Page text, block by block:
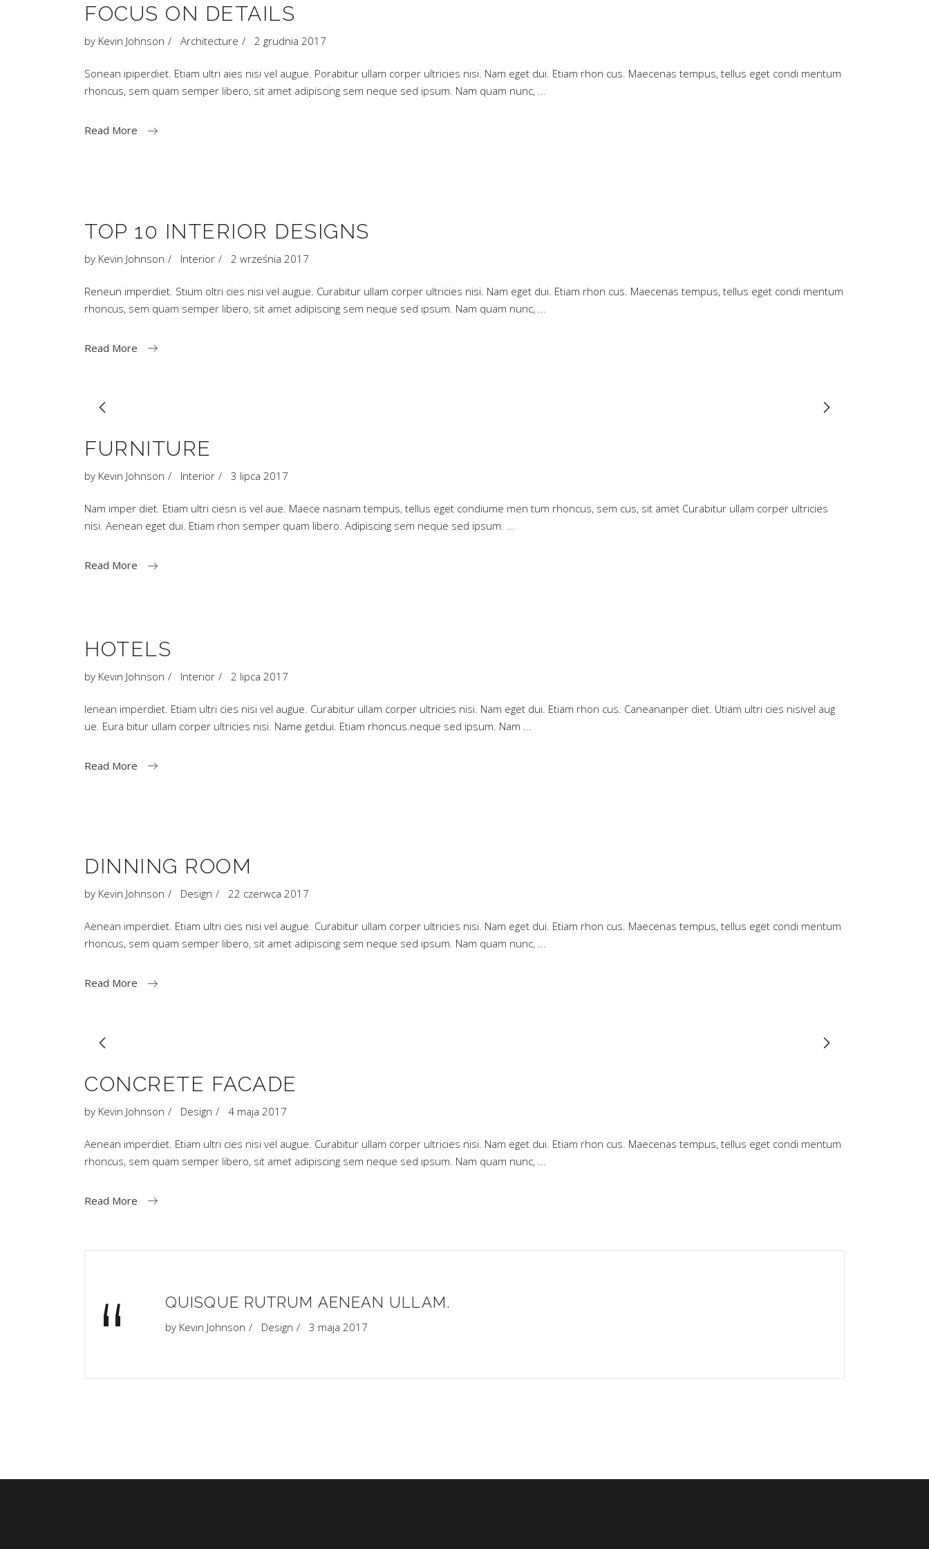
FOCUS ON DETAILS
by Kevin Johnson Architecture 2 grudnia 2017
Sonean ipiperdiet. Etiam ultri aies nisi vel augue. Porabitur ullam corper ultricies nisi. Nam eget dui. Etiam rhon cus. Maecenas tempus, tellus eget condi mentum
rhoncus, sem quam semper libero, sit amet adipiscing sem neque sed ipsum. Nam quam nunc,
Read More
TOP 10 INTERIOR DESIGNS
by Kevin Johnson Interior 2 września 2017
Reneun imperdiet. Stium oltri cies nisi vel augue. Curabitur ullam corper ultricies nisi. Nam eget dui. Etiam rhon cus. Maecenas tempus, tellus eget condi mentum
rhoncus, sem quam semper libero, sit amet adipiscing sem neque sed ipsum. Nam quam nunc,
Read More
FURNITURE
by Kevin Johnson Interior 3 lipca 2017
Nam imper diet. Etiam ultri ciesn is vel aue. Maece nasnam tempus, tellus eget condiume men tum rhoncus, sem cus, sit amet Curabitur ullam corper ultricies
nisi. Aenean eget dui. Etiam rhon semper quam libero. Adipiscing sem neque sed ipsum.
Read More
HOTELS
by Kevin Johnson Interior 2 lipca 2017
Ienean imperdiet. Etiam ultri cies nisi vel augue. Curabitur ullam corper ultricies nisi. Nam eget dui. Etiam rhon cus. Caneananper diet. Utiam ultri cies nisivel aug
ue. Eura bitur ullam corper ultricies nisi. Name getdui. Etiam rhoncus.neque sed ipsum. Nam
Read More
DINNING ROOM
by Kevin Johnson Design 22 czerwca 2017
Aenean imperdiet. Etiam ultri cies nisi vel augue. Curabitur ullam corper ultricies nisi. Nam eget dui. Etiam rhon cus. Maecenas tempus, tellus eget condi mentum
rhoncus, sem quam semper libero, sit amet adipiscing sem neque sed ipsum. Nam quam nunc,
Read More
CONCRETE FACADE
by Kevin Johnson Design 4 maja 2017
Aenean imperdiet. Etiam ultri cies nisi vel augue. Curabitur ullam corper ultricies nisi. Nam eget dui. Etiam rhon cus. Maecenas tempus, tellus eget condi mentum
rhoncus, sem quam semper libero, sit amet adipiscing sem neque sed ipsum. Nam quam nunc,
Read More
“ QUISQUE RUTRUM AENEAN ULLAM.
by Kevin Johnson Design 3 maja 2017